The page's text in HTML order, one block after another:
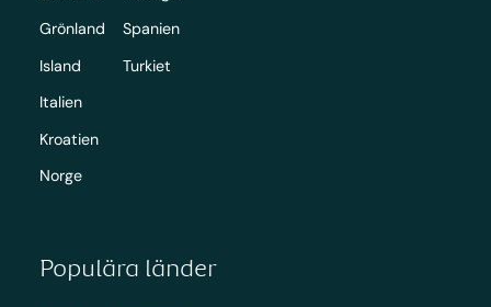
Grönland
Island
Italien
Kroatien
Norge
Spanien
Turkiet
Populära länder